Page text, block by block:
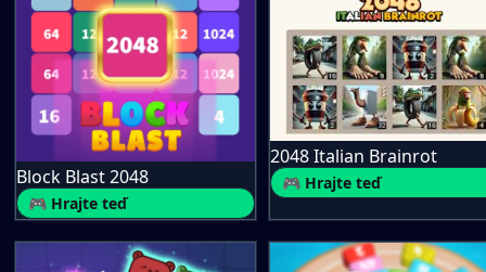
Block Blast 2048
🎮 Hrajte teď
2048 Italian Brainrot
🎮 Hrajte teď